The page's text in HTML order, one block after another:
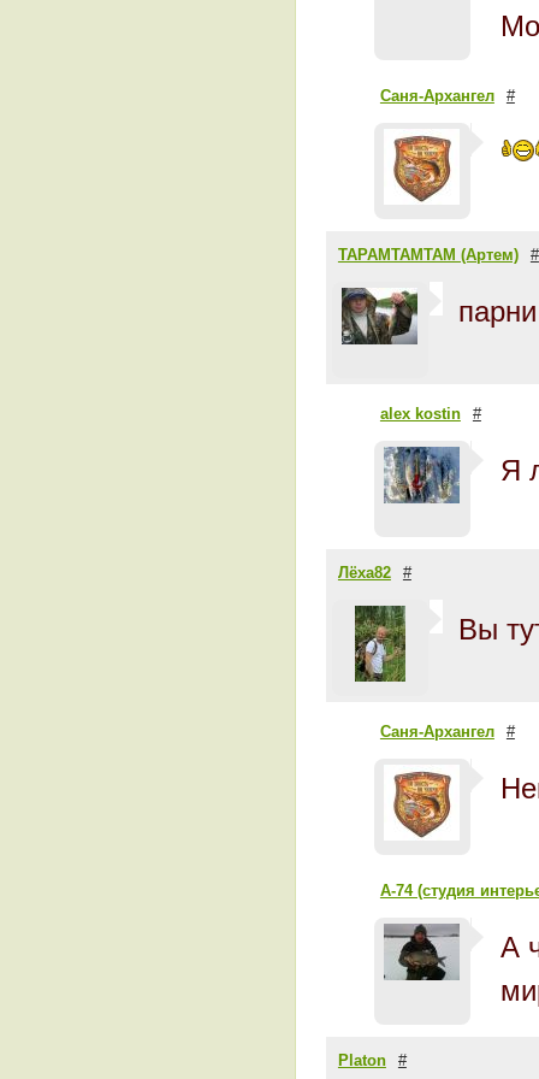
Саня-Архангел #
TAPAMTAMTAM (Артем) #
alex kostin #
Я
Лёха82 #
Вы
Саня-Архангел #
А-74 (студия
А
Platon #